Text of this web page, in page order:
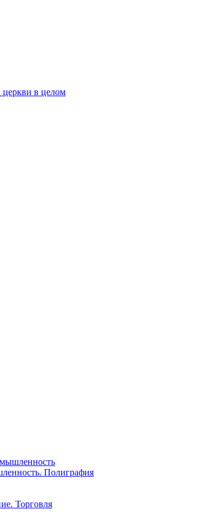
церкви в целом
Полиграфия
Торговля